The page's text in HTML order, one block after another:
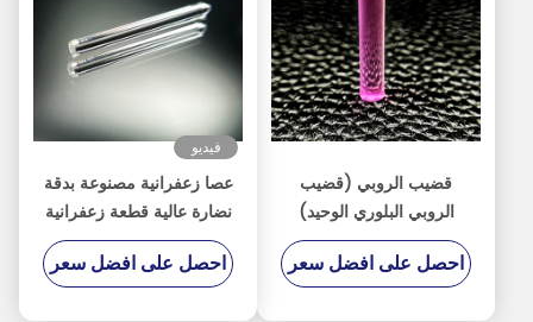
قضيب الروبي (قضيب
الروبي البلوري الوحيد)
للطب والصناعة والفضاء
احصل على افضل سعر
فيديو
عصا زعفرانية مصنوعة بدقة
نضارة عالية قطعة زعفرانية
بلورية واحدة
احصل على افضل سعر